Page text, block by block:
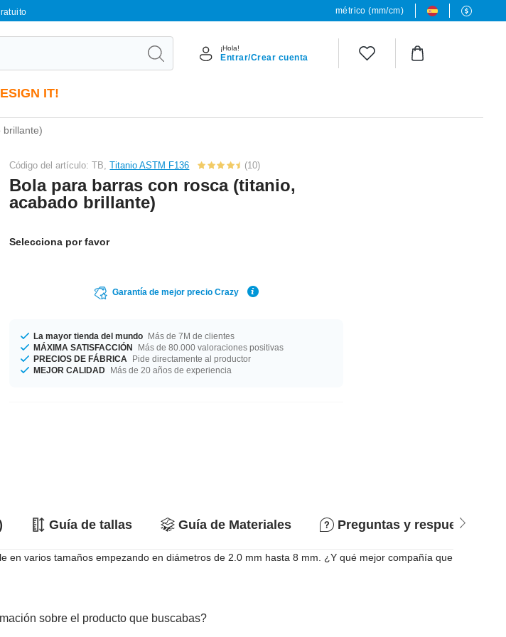
métrico (mm/cm)
¡Hola!
Entrar/Crear cuenta
IT!
brillante)
Código del artículo: TB,Titanio ASTM F136 (10)
Bola para barras con rosca (titanio,
acabado brillante)
Selecciona por favor
Garantía de mejor precio Crazy
La mayor tienda del mundo Más de 7M de clientes
MÁXIMA SATISFACCIÓN
Más de 80.000 valoraciones positivas
PRECIOS DE FÁBRICA
Pide directamente al productor
MEJOR CALIDAD Más de 20 años de experiencia
Guía de tallas Guía de Materiales Preguntas y respuestas
varios tamaños empezando en diámetros de 2.0 mm hasta 8 mm. ¿Y qué mejor compañía que
sobre el producto que buscabas?